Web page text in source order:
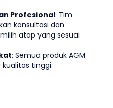
Profesional: Tim
konsultasi dan
atap yang sesuai
: Semua produk AGM
tinggi.